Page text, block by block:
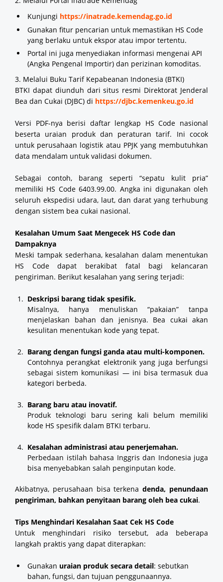
Kunjungi https://inatrade.kemendag.go.id
Gunakan fitur pencarian untuk memastikan HS Code
yang berlaku untuk ekspor atau impor tertentu.
Portal ini juga menyediakan informasi mengenai API
(Angka Pengenal Importir) dan perizinan komoditas.
3. Melalui Buku Tarif Kepabeanan Indonesia (BTKI)
BTKI dapat diunduh dari situs resmi Direktorat Jenderal
Bea dan Cukai (DJBC) di https://djbc.kemenkeu.go.id
Versi PDF-nya berisi daftar lengkap HS Code nasional
beserta uraian produk dan peraturan tarif. Ini cocok
untuk perusahaan logistik atau PPJK yang membutuhkan
data mendalam untuk validasi dokumen.
Sebagai contoh, barang seperti “sepatu kulit pria”
memiliki HS Code 6403.99.00. Angka ini digunakan oleh
seluruh ekspedisi udara, laut, dan darat yang terhubung
dengan sistem bea cukai nasional.
Kesalahan Umum Saat Mengecek HS Code dan
Dampaknya
Meski tampak sederhana, kesalahan dalam menentukan
HS Code dapat berakibat fatal bagi kelancaran
pengiriman. Berikut kesalahan yang sering terjadi:
Deskripsi barang tidak spesifik.
Misalnya, hanya menuliskan “pakaian” tanpa
menjelaskan bahan dan jenisnya. Bea cukai akan
kesulitan menentukan kode yang tepat.
Barang dengan fungsi ganda atau multi-komponen.
Contohnya perangkat elektronik yang juga berfungsi
sebagai sistem komunikasi — ini bisa termasuk dua
kategori berbeda.
Barang baru atau inovatif.
Produk teknologi baru sering kali belum memiliki
kode HS spesifik dalam BTKI terbaru.
Kesalahan administrasi atau penerjemahan.
Perbedaan istilah bahasa Inggris dan Indonesia juga
bisa menyebabkan salah penginputan kode.
Akibatnya, perusahaan bisa terkenadenda, penundaan
pengiriman, bahkan penyitaan barang oleh bea cukai.
Tips Menghindari Kesalahan Saat Cek HS Code
Untuk menghindari risiko tersebut, ada beberapa
langkah praktis yang dapat diterapkan:
Gunakan uraian produk secara detail: sebutkan
bahan, fungsi, dan tujuan penggunaannya.